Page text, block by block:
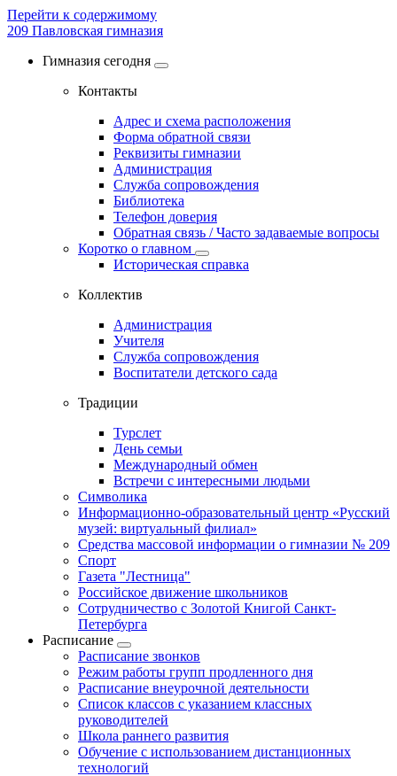
Перейти к содержимому
209 Павловская гимназия
Гимназия сегодня
Контакты
Адрес и схема расположения
Форма обратной связи
Реквизиты гимназии
Администрация
Служба сопровождения
Библиотека
Телефон доверия
Обратная связь / Часто задаваемые вопросы
Коротко о главном
Историческая справка
Коллектив
Администрация
Учителя
Служба сопровождения
Воспитатели детского сада
Традиции
Турслет
День семьи
Международный обмен
Встречи с интересными людьми
Символика
Информационно-образовательный центр «Русский
музей: виртуальный филиал»
Средства массовой информации о гимназии № 209
Спорт
Газета "Лестница"
Российское движение школьников
Сотрудничество с Золотой Книгой Санкт-
Петербурга
Расписание
Расписание звонков
Режим работы групп продленного дня
Расписание внеурочной деятельности
Список классов с указанием классных
руководителей
Школа раннего развития
Обучение с использованием дистанционных
технологий